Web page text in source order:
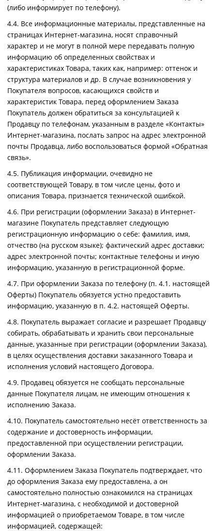
(либо информирует по телефону).
4.4. Все информационные материалы, представленные на
страницах Интернет-магазина, носят справочный
характер и не могут в полной мере передавать полную
информацию об определенных свойствах и
характеристиках Товара, таких как, например: оттенок и
структура материалов и др. В случае возникновения у
Покупателя вопросов, касающихся свойств и
характеристик Товара, перед оформлением Заказа
Покупатель должен обратиться за консультацией к
Продавцу по телефонам, указанным в разделе «Контакты»
Интернет-магазина, послать запрос на адрес электронной
почты Продавца, либо воспользоваться формой «Обратная
связь».
4.5. Публикация информации, очевидно не
соответствующей Товару, в том числе цены, фото и
описания Товара, признается технической ошибкой.
4.6. При регистрации (оформлении Заказа) в Интернет-
магазине Покупатель представляет следующую
регистрационную информацию о себе: фамилия, имя,
отчество (на русском языке); фактический адрес доставки;
адрес электронной почты; контактные телефоны и иную
информацию, указанную в регистрационной форме.
4.7. При оформлении Заказа по телефону (п. 4.1. настоящей
Оферты) Покупатель обязуется устно предоставить
информацию, указанную в п. 4.2. настоящей Оферты.
4.8. Покупатель выражает согласие и разрешает Продавцу
собирать, обрабатывать и хранить свои персональные
данные, указанные при регистрации (оформлении Заказа),
в целях осуществления доставки заказанного Товара и
исполнения условий настоящего Договора.
4.9. Продавец обязуется не сообщать персональные
данные Покупателя лицам, не имеющим отношения к
исполнению Заказа.
4.10. Покупатель самостоятельно несёт ответственность за
содержание и достоверность информации,
предоставленной при осуществлении регистрации,
оформлении Заказа.
4.11. Оформлением Заказа Покупатель подтверждает, что
до оформления Заказа ему предоставлена, а он
самостоятельно полностью ознакомился на страницах
Интернет-магазина, с необходимой и достоверной
информацией о приобретаемом Товаре, в том числе
информацией, содержащей: